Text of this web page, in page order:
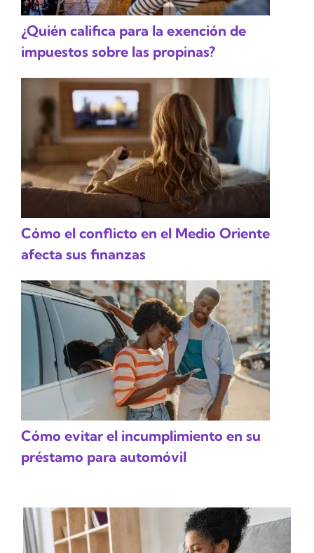
¿Quién califica para la exención de
impuestos sobre las propinas?
Cómo el conflicto en el Medio Oriente
afecta sus finanzas
Cómo evitar el incumplimiento en su
préstamo para automóvil